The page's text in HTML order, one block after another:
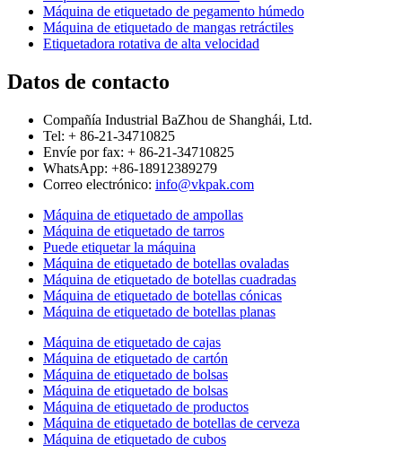
Máquina de etiquetado de pegamento húmedo
Máquina de etiquetado de mangas retráctiles
Etiquetadora rotativa de alta velocidad
Datos de contacto
Compañía Industrial BaZhou de Shanghái, Ltd.
Tel: + 86-21-34710825
Envíe por fax: + 86-21-34710825
WhatsApp: +86-18912389279
Correo electrónico: info@vkpak.com
Máquina de etiquetado de ampollas
Máquina de etiquetado de tarros
Puede etiquetar la máquina
Máquina de etiquetado de botellas ovaladas
Máquina de etiquetado de botellas cuadradas
Máquina de etiquetado de botellas cónicas
Máquina de etiquetado de botellas planas
Máquina de etiquetado de cajas
Máquina de etiquetado de cartón
Máquina de etiquetado de bolsas
Máquina de etiquetado de bolsas
Máquina de etiquetado de productos
Máquina de etiquetado de botellas de cerveza
Máquina de etiquetado de cubos